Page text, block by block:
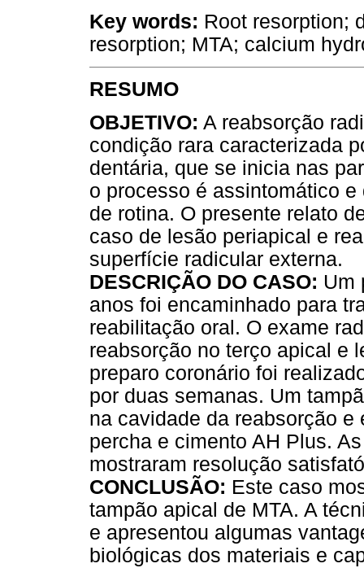
Key words: Root resorption;
resorption; MTA; calcium
RESUMO
OBJETIVO: A reabsorção
condição rara caracterizada
dentária, que se inicia nas
o processo é assintomático
de rotina. O presente relato
caso de lesão periapical e
superfície radicular externa.
DESCRIÇÃO DO CASO: Um
anos foi encaminhado para
reabilitação oral. O exame
reabsorção no terço apical e
preparo coronário foi
por duas semanas. Um
na cavidade da reabsorção
percha e cimento AH Plus.
mostraram resolução
CONCLUSÃO: Este caso
tampão apical de MTA. A
e apresentou algumas
biológicas dos materiais e